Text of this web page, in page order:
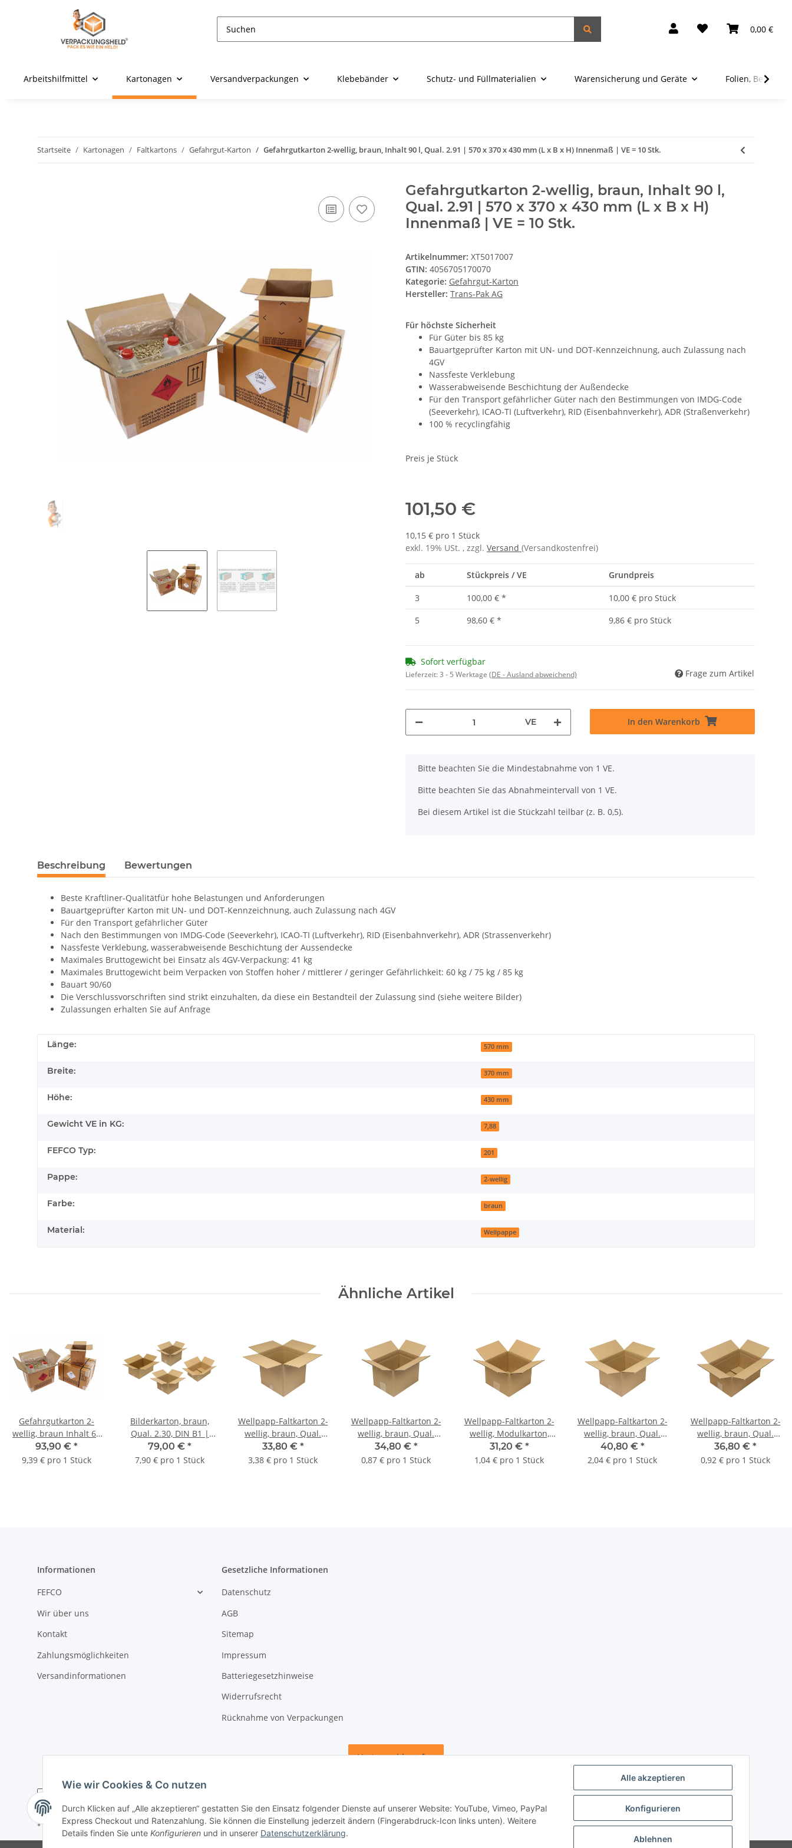
0,00 €
Arbeitshilfmittel Kartonagen Versandverpackungen Klebebänder Schutz- und Füllmaterialien Warensicherung und Geräte Folien, Beutel
Startseite Kartonagen Faltkartons Gefahrgut-Karton Gefahrgutkarton 2-wellig, braun, Inhalt 90 l, Qual. 2.91 | 570 x 370 x 430 mm (L x B x H) Innenmaß | VE = 10 Stk.
Gefahrgutkarton 2-wellig, braun, Inhalt 90 l,
Qual. 2.91 | 570 x 370 x 430 mm (L x B x H)
Innenmaß | VE = 10 Stk.
Artikelnummer: XT5017007
GTIN: 4056705170070
Kategorie: Gefahrgut-Karton
Hersteller: Trans-Pak AG
Für höchste Sicherheit
Für Güter bis 85 kg
Bauartgeprüfter Karton mit UN- und DOT-Kennzeichnung, auch Zulassung nach
4GV
Nassfeste Verklebung
Wasserabweisende Beschichtung der Außendecke
Für den Transport gefährlicher Güter nach den Bestimmungen von IMDG-Code
(Seeverkehr), ICAO-TI (Luftverkehr), RID (Eisenbahnverkehr), ADR (Straßenverkehr)
100 % recyclingfähig
Preis je Stück
101,50 €
10,15 € pro 1 Stück
exkl. 19% USt. , zzgl. Versand (Versandkostenfrei)
ab Stückpreis / VE Grundpreis
3 100,00 € *
10,00 € pro Stück
5
98,60 € * 9,86 € pro Stück
Sofort verfügbar
Lieferzeit:3 - 5 Werktage (DE - Ausland abweichend) Frage zum Artikel
VE In den Warenkorb
x
Bitte beachten Sie die Mindestabnahme von 1 VE.
Bitte beachten Sie das Abnahmeintervall von 1 VE.
Bei diesem Artikel ist die Stückzahl teilbar (z. B. 0,5).
Beschreibung Bewertungen
Beste Kraftliner-Qualitätfür hohe Belastungen und Anforderungen
Bauartgeprüfter Karton mit UN- und DOT-Kennzeichnung, auch Zulassung nach 4GV
Für den Transport gefährlicher Güter
Nach den Bestimmungen von IMDG-Code (Seeverkehr), ICAO-TI (Luftverkehr), RID (Eisenbahnverkehr), ADR (Strassenverkehr)
Nassfeste Verklebung, wasserabweisende Beschichtung der Aussendecke
Maximales Bruttogewicht bei Einsatz als 4GV-Verpackung: 41 kg
Maximales Bruttogewicht beim Verpacken von Stoffen hoher / mittlerer / geringer Gefährlichkeit: 60 kg / 75 kg / 85 kg
Bauart 90/60
Die Verschlussvorschriften sind strikt einzuhalten, da diese ein Bestandteil der Zulassung sind (siehe weitere Bilder)
Zulassungen erhalten Sie auf Anfrage
Länge: 570 mm
Breite: 370 mm
Höhe: 430 mm
Gewicht VE in KG: 7,88
FEFCO Typ: 201
Pappe: 2-wellig
Farbe: braun
Material: Wellpappe
Ähnliche Artikel
Gefahrgutkarton 2-
wellig, braun Inhalt 65
l, Qual. 2.91 | 390 x 390
x 430 mm (L x B x H)
93,90 € *
9,39 € pro 1 Stück
Bilderkarton, braun,
Qual. 2.30, DIN B1 |
750 x 150 x 1000 mm (L
x B x H) Innenmaß | VE
79,00 € *
7,90 € pro 1 Stück
Wellpapp-Faltkarton 2-
wellig, braun, Qual.
2.32 | 410 x 410 x 410
mm (L x B x H)
33,80 € *
3,38 € pro 1 Stück
Wellpapp-Faltkarton 2-
wellig, braun, Qual.
2.20, DIN C5 | 245 x 180
x 170 mm (L x B x H)
34,80 € *
0,87 € pro 1 Stück
Wellpapp-Faltkarton 2-
wellig, Modulkarton,
braun, Qual. 2.20 | 180
x 180 x 130 mm (L x B x
31,20 € *
1,04 € pro 1 Stück
Wellpapp-Faltkarton 2-
wellig, braun, Qual.
2.31 | 400 x 325 x 273
mm (L x B x H)
40,80 € *
2,04 € pro 1 Stück
Wellpapp-Faltkarton 2-
wellig, braun, Qual.
2.20, DIN A4 | 325 x 220
x 160 mm (L x B x H)
36,80 € *
0,92 € pro 1 Stück
Informationen
FEFCO
Wir über uns
Kontakt
Zahlungsmöglichkeiten
Versandinformationen
Gesetzliche Informationen
Datenschutz
AGB
Sitemap
Impressum
Batteriegesetzhinweise
Widerrufsrecht
Rücknahme von Verpackungen
Vertrag widerrufen
* Alle Preise zzgl. gesetzlicher USt., zzgl.Versand
Wie wir Cookies & Co nutzen
Durch Klicken auf „Alle akzeptieren“ gestatten Sie den Einsatz folgender Dienste auf unserer Website: YouTube, Vimeo, PayPal
Express Checkout und Ratenzahlung. Sie können die Einstellung jederzeit ändern (Fingerabdruck-Icon links unten). Weitere
Details finden Sie unte Konfigurieren und in unserer Datenschutzerklärung.
Alle akzeptieren
Konfigurieren
Ablehnen